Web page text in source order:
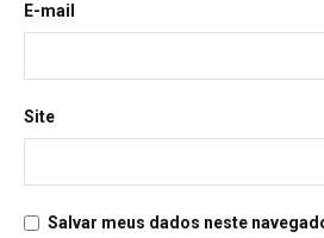
E-mail
Site
Salvar meus dados neste